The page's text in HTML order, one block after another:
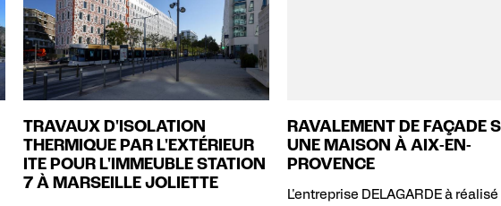
TRAVAUX D'ISOLATION
THERMIQUE PAR L'EXTÉRIEUR
ITE POUR L'IMMEUBLE STATION
7 À MARSEILLE JOLIETTE
RAVALEMENT DE FAÇADE
UNE MAISON À AIX-EN-
PROVENCE
L'entreprise DELAGARDE à